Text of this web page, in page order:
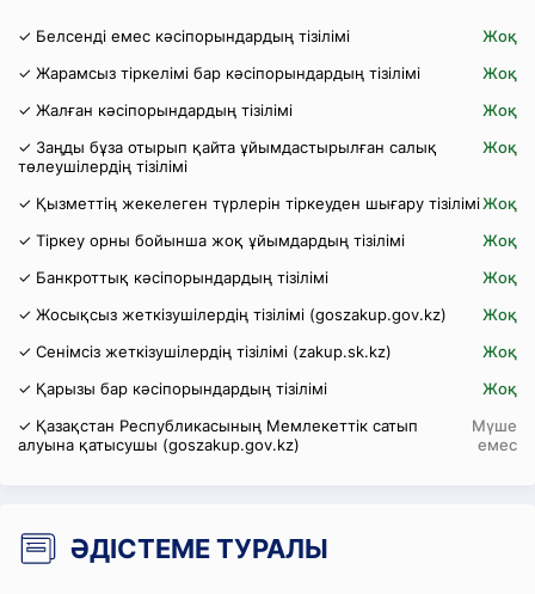
✓ Белсенді емес кәсіпорындардың тізілімі
Жоқ
✓ Жарамсыз тіркелімі бар кәсіпорындардың тізілімі
Жоқ
✓ Жалған кәсіпорындардың тізілімі
Жоқ
✓ Заңды бұза отырып қайта ұйымдастырылған салық
төлеушілердің тізілімі
Жоқ
✓ Қызметтің жекелеген түрлерін тіркеуден шығару тізіліміЖоқ
✓ Тіркеу орны бойынша жоқ ұйымдардың тізілімі
Жоқ
✓ Банкроттық кәсіпорындардың тізілімі
Жоқ
✓ Жосықсыз жеткізушілердің тізілімі (goszakup.gov.kz)
Жоқ
✓ Сенімсіз жеткізушілердің тізілімі (zakup.sk.kz)
Жоқ
✓ Қарызы бар кәсіпорындардың тізілімі
Жоқ
✓ Қазақстан Республикасының Мемлекеттік сатып
алуына қатысушы (goszakup.gov.kz)
Мүше
емес
ӘДІСТЕМЕ ТУРАЛЫ